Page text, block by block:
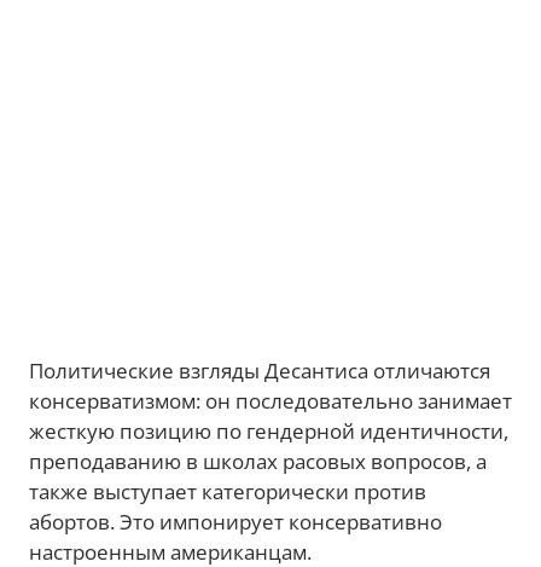
Политические взгляды Десантиса отличаются
консерватизмом: он последовательно занимает
жесткую позицию по гендерной идентичности,
преподаванию в школах расовых вопросов, а
также выступает категорически против
абортов. Это импонирует консервативно
настроенным американцам.